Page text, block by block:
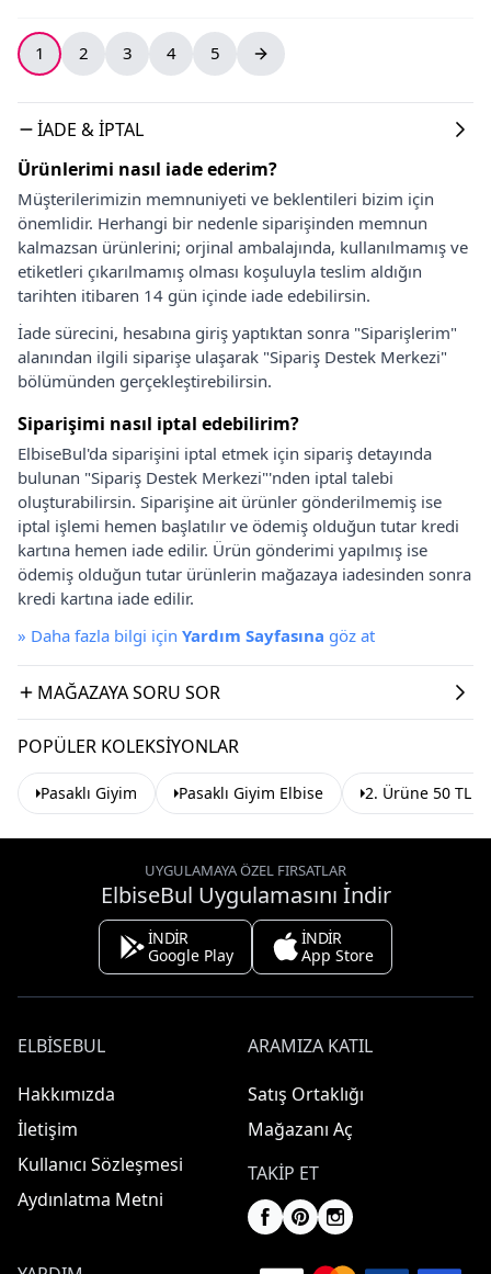
1 2 3 4 5
İADE & İPTAL
Ürünlerimi nasıl iade ederim?
Müşterilerimizin memnuniyeti ve beklentileri bizim için
önemlidir. Herhangi bir nedenle siparişinden memnun
kalmazsan ürünlerini; orjinal ambalajında, kullanılmamış ve
etiketleri çıkarılmamış olması koşuluyla teslim aldığın
tarihten itibaren 14 gün içinde iade edebilirsin.
İade sürecini, hesabına giriş yaptıktan sonra "Siparişlerim"
alanından ilgili siparişe ulaşarak "Sipariş Destek Merkezi"
bölümünden gerçekleştirebilirsin.
Siparişimi nasıl iptal edebilirim?
ElbiseBul'da siparişini iptal etmek için sipariş detayında
bulunan "Sipariş Destek Merkezi"'nden iptal talebi
oluşturabilirsin. Siparişine ait ürünler gönderilmemiş ise
iptal işlemi hemen başlatılır ve ödemiş olduğun tutar kredi
kartına hemen iade edilir. Ürün gönderimi yapılmış ise
ödemiş olduğun tutar ürünlerin mağazaya iadesinden sonra
kredi kartına iade edilir.
» Daha fazla bilgi için Yardım Sayfasına göz at
MAĞAZAYA SORU SOR
POPÜLER KOLEKSIYONLAR
Pasaklı Giyim Pasaklı Giyim Elbise 2. Ürüne 50 TL
UYGULAMAYA ÖZEL FIRSATLAR
ElbiseBul Uygulamasını İndir
İNDİR
Google Play
İNDİR
App Store
ELBISEBUL
Hakkımızda
İletişim
Kullanıcı Sözleşmesi
Aydınlatma Metni
ARAMIZA KATIL
Satış Ortaklığı
Mağazanı Aç
TAKIP ET